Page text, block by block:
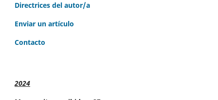
Directrices del autor/a
Enviar un artículo
Contacto
2024